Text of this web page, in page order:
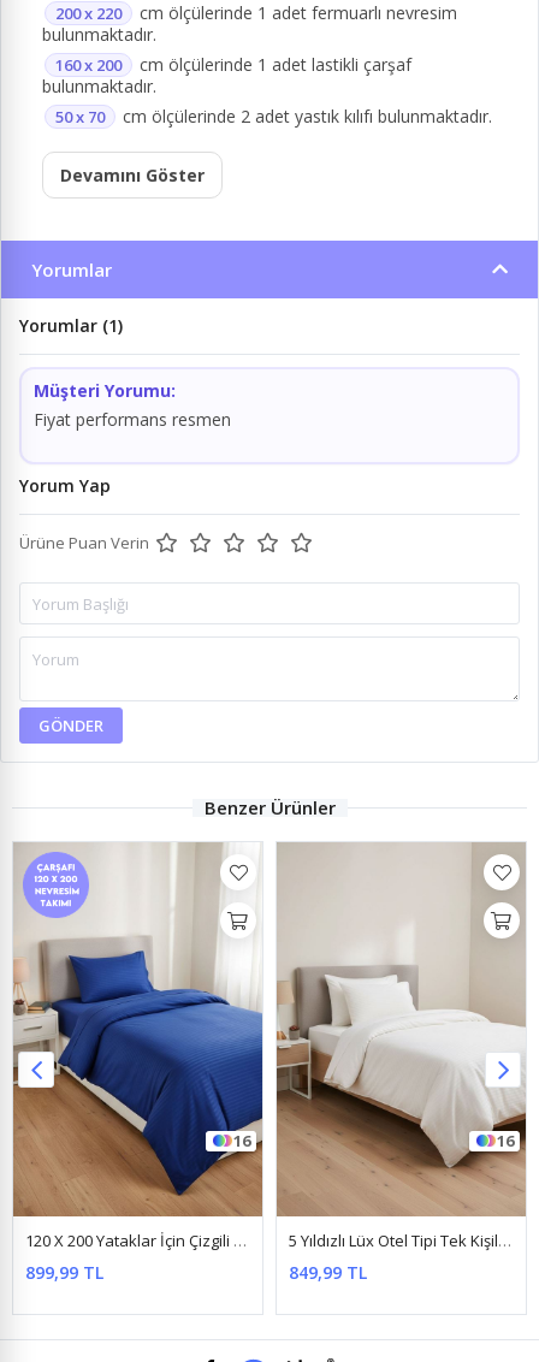
200 x 220
cm ölçülerinde 1 adet fermuarlı nevresim
bulunmaktadır.
160 x 200
cm ölçülerinde 1 adet lastikli çarşaf
bulunmaktadır.
50 x 70 cm ölçülerinde 2 adet yastık kılıfı bulunmaktadır.
Devamını Göster
Yorumlar
Yorumlar (1)
Müşteri Yorumu:
Fiyat performans resmen
Yorum Yap
Ürüne Puan Verin
GÖNDER
Benzer Ürünler
16
120 X 200 Yataklar İçin Çizgili Pamuk Saten Nevresim Takımı Parlementmavi
899,99 TL
16
5 Yıldızlı Lüx Otel Tipi Tek Kişilik Lastikli Çizgili Pamuk Saten Nevresim Takımı Beyaz
849,99 TL